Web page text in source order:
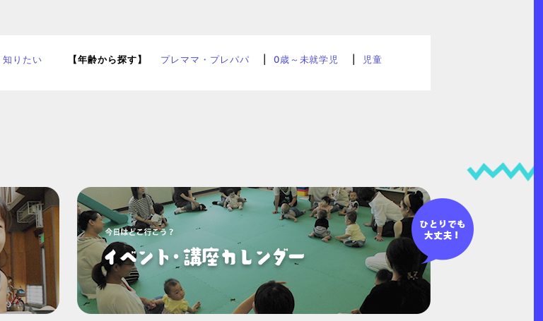
知りたい 【年齢から探す】 プレママ・プレパパ 0歳～未就学児 児童